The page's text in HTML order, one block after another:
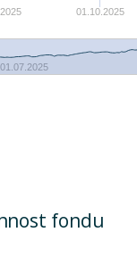
01.10.2025
01.07.2025
fondu